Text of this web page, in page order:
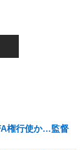
権行使か…監督